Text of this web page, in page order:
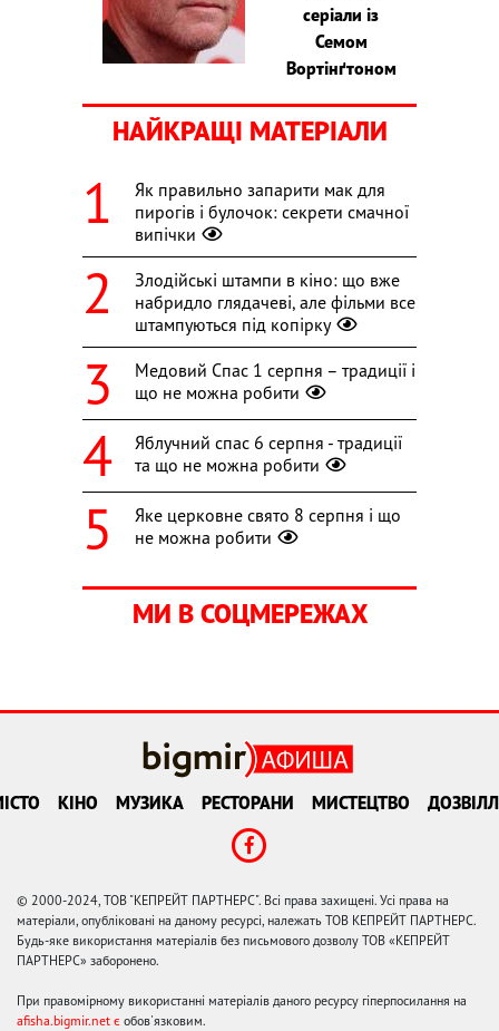
серіали із
Семом
Вортінґтоном
НАЙКРАЩІ МАТЕРІАЛИ
Як правильно запарити мак для
пирогів і булочок: секрети смачної
випічки
Злодійські штампи в кіно: що вже
набридло глядачеві, але фільми все
штампуються під копірку
Медовий Спас 1 серпня – традиції і
що не можна робити
Яблучний спас 6 серпня - традиції
та що не можна робити
Яке церковне свято 8 серпня і що
не можна робити
МИ В СОЦМЕРЕЖАХ
КІНО МУЗИКА РЕСТОРАНИ МИСТЕЦТВО
© 2000-2024, ТОВ "КЕПРЕЙТ ПАРТНЕРС". Всі права захищені. Усі права на
матеріали, опубліковані на даному ресурсі, належать ТОВ КЕПРЕЙТ ПАРТНЕРС.
Будь-яке використання матеріалів без письмового дозволу ТОВ «КЕПРЕЙТ
ПАРТНЕРС» заборонено.
При правомірному використанні матеріалів даного ресурсу гіперпосилання на
afisha.bigmir.net є обов'язковим.